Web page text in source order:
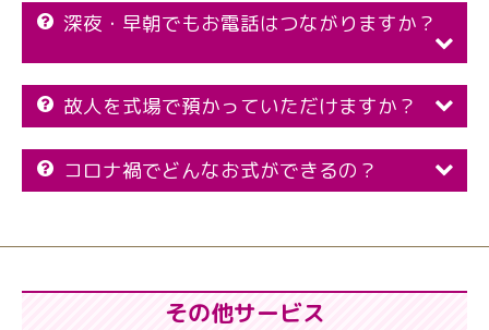
深夜・早朝でもお電話はつながりますか？
故人を式場で預かっていただけますか？
コロナ禍でどんなお式ができるの？
その他サービス